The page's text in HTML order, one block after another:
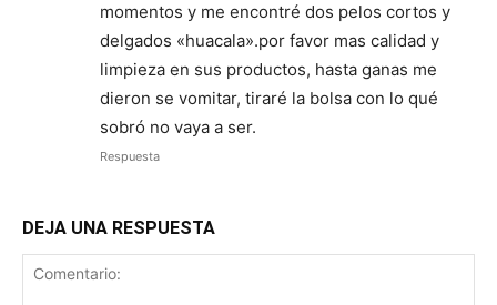
momentos y me encontré dos pelos cortos y
delgados «huacala».por favor mas calidad y
limpieza en sus productos, hasta ganas me
dieron se vomitar, tiraré la bolsa con lo qué
sobró no vaya a ser.
Respuesta
DEJA UNA RESPUESTA